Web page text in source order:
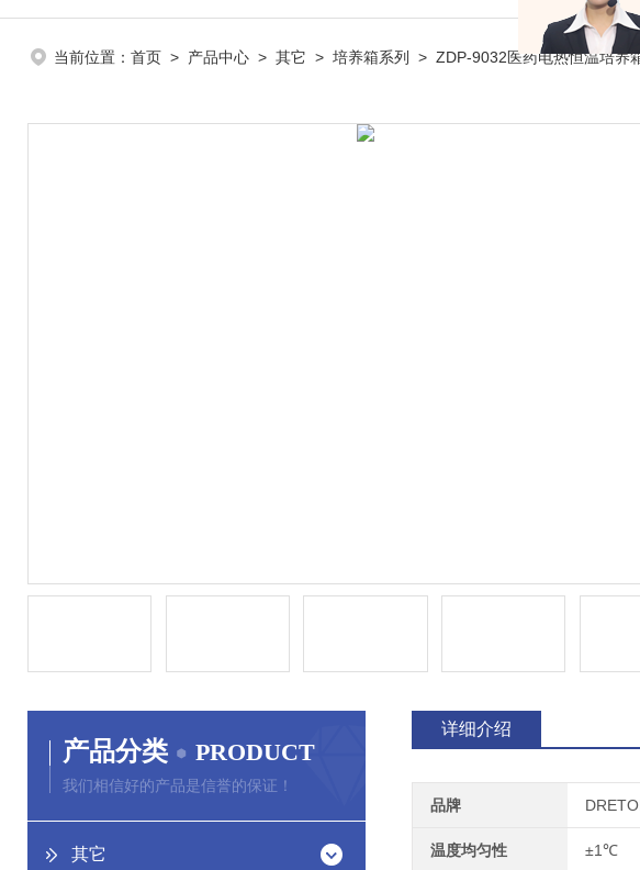
当前位置： 首页 > 产品中心 > 其它 > 培养箱系列 > ZDP-9032医药电热恒温培养
产品分类 PRODUCT
我们相信好的产品是信誉的保证！
其它
详细介绍
品牌
温度均匀性 ±1℃